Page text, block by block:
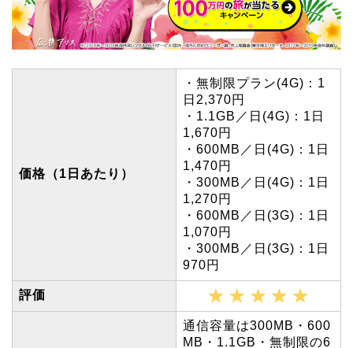
価格（1日あたり）
・無制限プラン(4G)：1
日2,370円
・1.1GB／日(4G)：1日
1,670円
・600MB／日(4G)：1日
1,470円
・300MB／日(4G)：1日
1,270円
・600MB／日(3G)：1日
1,070円
・300MB／日(3G)：1日
970円
評価
通信容量は300MB・600
MB・1.1GB・無制限の6